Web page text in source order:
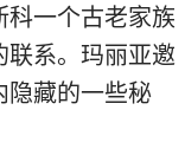
一个古老家族
联系。玛丽亚邀
隐藏的一些秘